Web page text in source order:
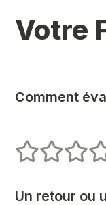
Votre
Comment
1 stars2 stars3 stars
4
Un retour ou